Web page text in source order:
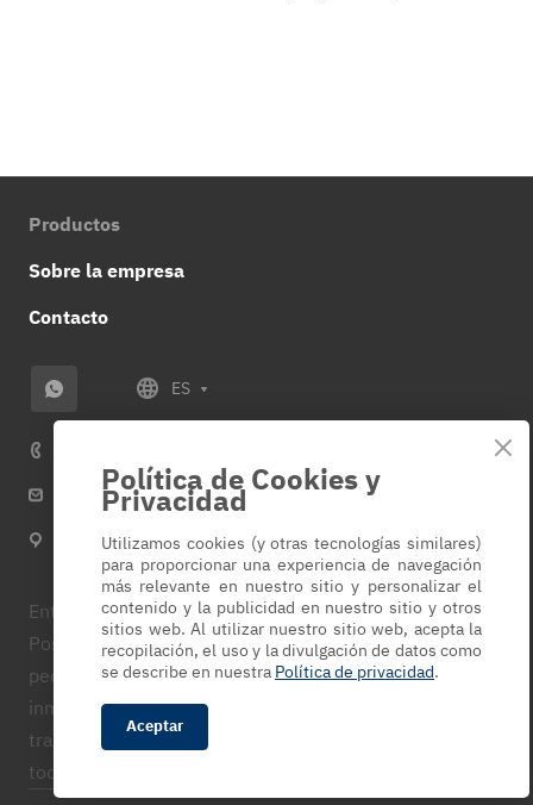
Productos
Sobre la empresa
Contacto
ES
info@veza-e.es
España Alicante, c/La Loma, 88, 03182, Torrevieja
(Alicante)
Entregamos los productos en el menor tiempo posible.
Posibilidad de recogida previa cita. Si desea recibir su
pedido rápidamente, debe arreglarlo y pagarlo de
inmediato. Nuestra empresa coopera solo con
transportistas y mensajeros confiables. Entregamos en
toda España.
Política de Cookies y
Privacidad
Utilizamos cookies (y otras tecnologías similares)
para proporcionar una experiencia de navegación
más relevante en nuestro sitio y personalizar el
contenido y la publicidad en nuestro sitio y otros
sitios web. Al utilizar nuestro sitio web, acepta la
recopilación, el uso y la divulgación de datos como
se describe en nuestra Política de privacidad.
Aceptar